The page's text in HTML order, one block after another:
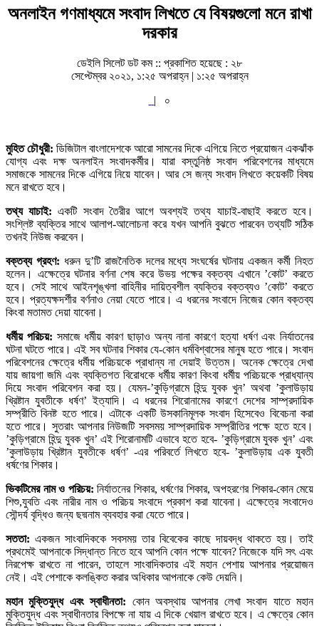
অনলাইন গণমাধ্যমে সংবাদ লিখতে যে বিষয়গুলো মনে রাখা
দরকার
ডেইলি সিলেট ডট কম :: প্রকাশিত হয়েছে : ২৮
সেপ্টেম্বর ২০২১, ১:২৫ অপরাহ্ন | ১:২৫ অপরাহ্ন
|
০
মুহিত চৌধুরী: ডিজিটাল বাংলাদেশকে আরো সামনের দিকে এগিয়ে নিতে প্রয়োজন একঝাঁক
যোগ্য এবং দক্ষ অনলাইন সংবাদকর্মীর। যারা বস্তুনিষ্ঠ সংবাদ পরিবেশনের মাধ্যমে
সমাজকে সামনের দিকে এগিয়ে নিয়ে যাবেন। আর সে জন্য সংবাদ লিখতে কয়েকটি বিষয়
মনে রাখতে হবে।
তথ্য যাচাই: একটি সংবাদ তৈরীর আগে অবশ্যই তথ্য যাচাই-বাছাই করতে হবে।
সংশ্লিষ্ট ব্যক্তির সাথে আলাপ-আলোচনা করে যখন আপনি বুঝতে পারবেন তথ্যটি সঠিক
তখনই নিউজ করবেন।
বক্তব্য গ্রহণ: ধরুন দু’টি রাজনৈতিক দলের মধ্যে সংঘর্ষের ঘটনায় একজন কর্মী নিহত
হলেন। এক্ষেত্রে ঘটনার বর্ণনা শেষ করে উভয় পক্ষের বক্তব্য এখানে ’কোট’ করতে
হবে। সেই সাথে আইনশৃঙ্খলা বাহিনীর দায়িত্বশীল ব্যক্তির বক্তব্যও ’কোট’ করতে
হবে। প্রত্যক্ষদর্শীর বর্ণনাও নেয়া যেতে পারে। এ ধরনের সংবাদে নিজের কোন বক্তব্য
কিংবা মতামত দেয়া যাবেনা।
ধর্মীয় পরিচয়: সমাজে ধর্মীয় কারণ ছাড়াও অন্য নানা কারণে হত্যা ধর্ষণ এবং নির্যাতনের
ঘটনা ঘটতে পারে। এই সব ঘটনার শিকার যে-কোন ধর্মবিশ্বাসের মানুষ হতে পারে। সংবাদ
পরিবেশনের ক্ষেত্রে ধর্মীয় পরিচয়কে প্রাধান্য না দেয়াই উত্তম। অনেক ক্ষেত্রে দেখা
যায় জায়গা জমি এবং ব্যক্তিগত বিরোধকে ধর্মীয় কারণ কিংবা ধর্মীয় পরিচয়কে প্রাধ্যান্য
দিয়ে সংবাদ পরিবেশন করা হয়। যেমন-’কুড়িগ্রামে হিন্দু যুবক খুন’ অথবা ’কুলাউড়ায়
খ্রিষ্টান যুবতীকে ধর্ষণ’ ইত্যাদি। এ ধরনের শিরোনামের কারণে দেশের সাম্প্রদায়িক
সম্প্রীতি বিনষ্ট হতে পারে। এটাকে একটি উসকানিমূলক সংবাদ হিসেবেও বিবেচনা করা
হতে পারে। সুতরাং আপনার নিউজটি সবসময় সাম্প্রদায়িক সম্প্রীতির পক্ষে হতে হবে।
’কুড়িগ্রামে হিন্দু যুবক খুন’ এই শিরোনামটি এভাবে হতে হবে- ’কুড়িগ্রামে যুবক খুন’ এবং
’কুলাউড়ায় খ্রিষ্টান যুবতীকে ধর্ষণ’ -এর পরিবর্তে লিখতে হবে- ’কুলাউড়ায় এক যুবতী
ধর্ষণের শিকার।
ভিকটিমের নাম ও পরিচয়: নির্যাতনের শিকার, ধর্ষণের শিকার, অপহরণের শিকার-কোন মেয়ে
শিশু,যুবতি এবং নারীর নাম ও পরিচয় সংবাদে প্রকাশ করা যাবেনা। এক্ষেত্রে সংবাদেও
সৌন্দর্য বৃদ্ধিও জন্য ছদ্মনাম ব্যবহার করা যেতে পারে।
সততা: একজন সাংবাদিককে সবসময় তার বিবেকের কাছে দায়বদ্ধ থাকতে হয়। তাই
প্রথমেই আপনাকে সিদ্ধান্ত নিতে হবে আপনি কোন পক্ষে যাবেন? নিজেকে যদি সৎ এবং
নিরপেক্ষ রাখতে না পারেন, তাহলে সাংবাদিকতার এই মহান পেশায় আপনার প্রয়োজন
নেই। এই পেশাকে কলঙ্কিত করার অধিকার আপনাকে কেউ দেয়নি।
মহান মুক্তিযুদ্ধ এবং স্বাধীনতা: কোন অবস্থায় আপনার লেখা সংবাদ যাতে মহান
মুক্তিযুদ্ধ এবং স্বাধীনতার বিপক্ষে না যায় এ দিকে খেয়াল রাখতে হবে। এ ক্ষেত্রে কোন